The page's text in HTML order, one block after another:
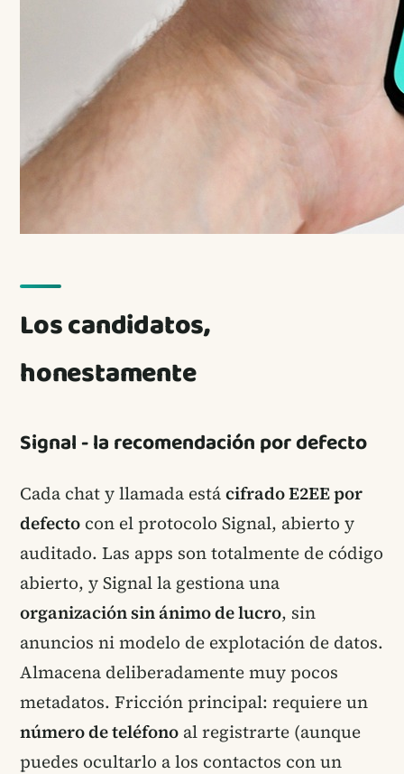
Los candidatos,
honestamente
Signal - la recomendación por defecto
Cada chat y llamada estácifrado E2EE por
defecto con el protocolo Signal, abierto y
auditado. Las apps son totalmente de código
abierto, y Signal la gestiona una
organización sin ánimo de lucro, sin
anuncios ni modelo de explotación de datos.
Almacena deliberadamente muy pocos
metadatos. Fricción principal: requiere un
número de teléfono al registrarte (aunque
puedes ocultarlo a los contactos con un